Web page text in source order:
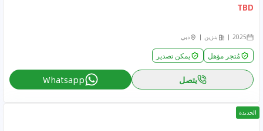
TBD
2025 بنزين دبي
مُتجر مؤهل يمكن تصدير
يتصل Whatsapp
الجديدة